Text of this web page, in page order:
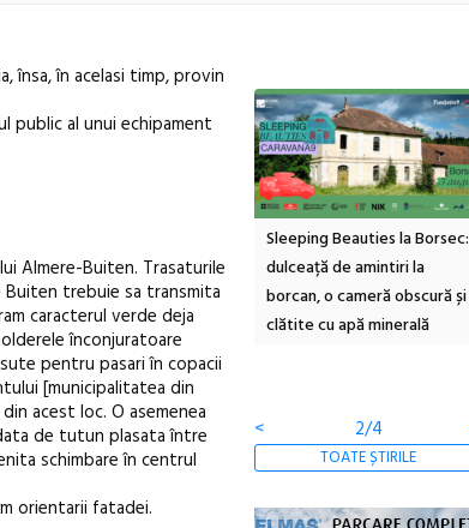
însa, în acelasi timp, provin
public al unui echipament
Almere-Buiten. Trasaturile
trebuie sa transmita
caracterul verde deja
înconjuratoare
pentru pasari în copacii
[municipalitatea din
acest loc. O asemenea
de tutun plasata între
schimbare în centrul
orientarii fatadei.
revine la Eforie Sud cu a IX-a
ediție
Sleeping Beauties la Borsec:
dulceață de amintiri la
borcan, o cameră obscură și
clătite cu apă minerală
< 2/4
TOATE ȘTIRILE